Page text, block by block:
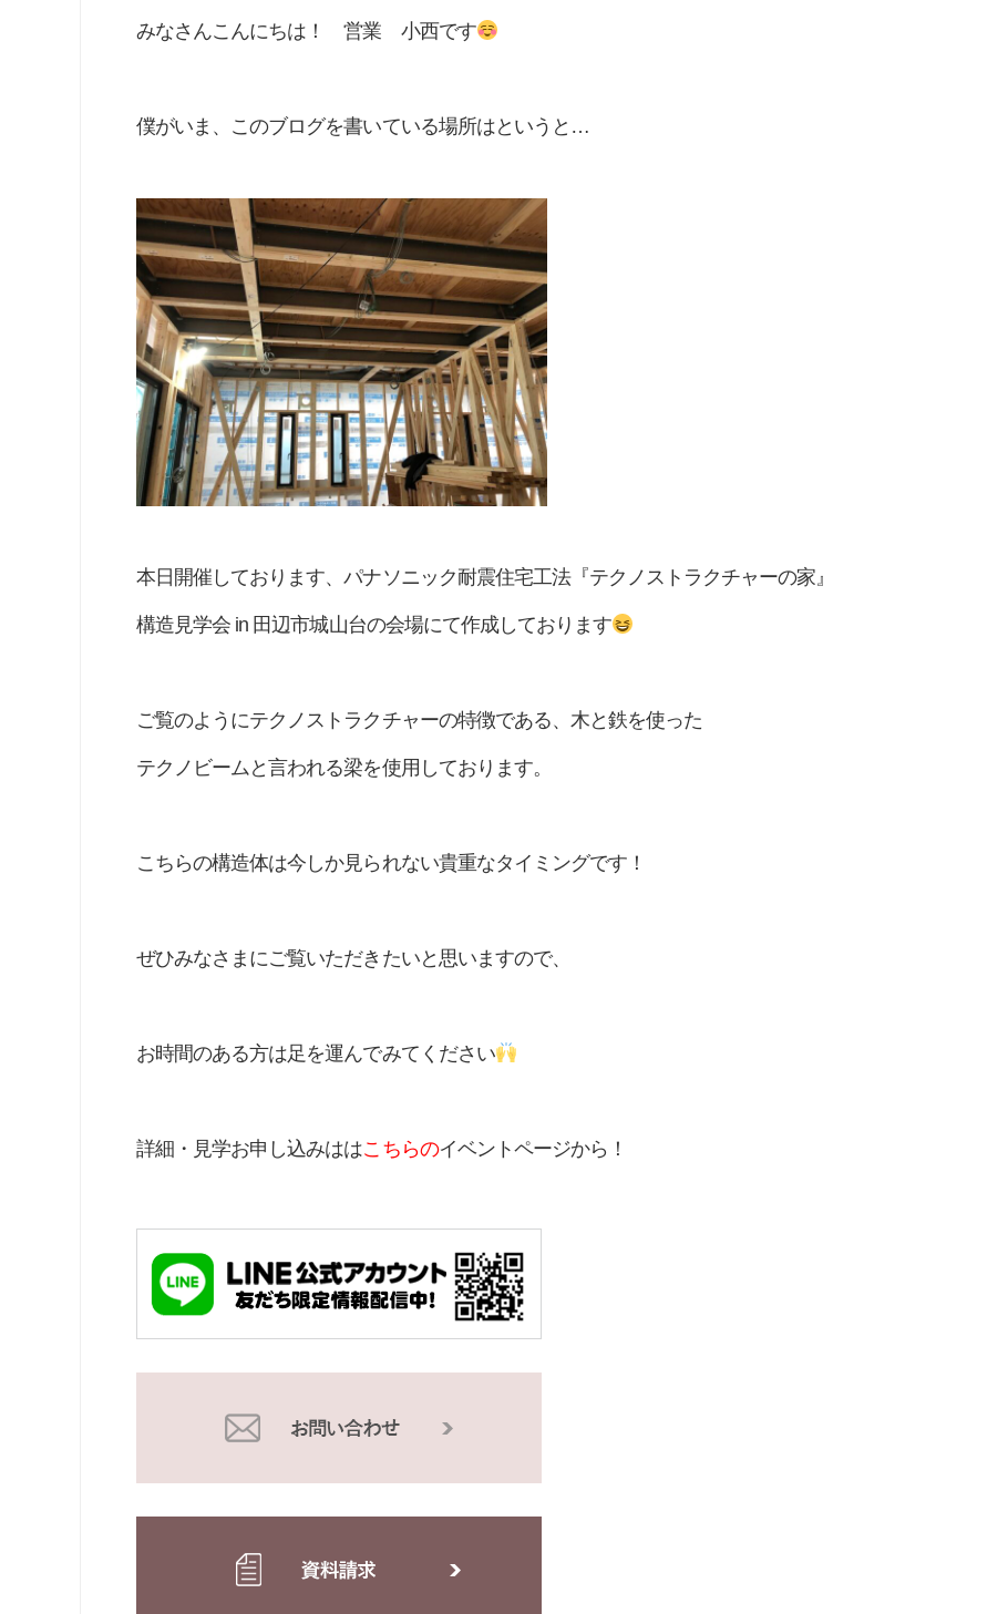
みなさんこんにちは！ 営業 小西です
僕がいま、このブログを書いている場所はというと…
本日開催しております、パナソニック耐震住宅工法『テクノストラクチャーの家』
構造見学会 in 田辺市城山台の会場にて作成しております
ご覧のようにテクノストラクチャーの特徴である、木と鉄を使った
テクノビームと言われる梁を使用しております。
こちらの構造体は今しか見られない貴重なタイミングです！
ぜひみなさまにご覧いただきたいと思いますので、
お時間のある方は足を運んでみてください
詳細・見学お申し込みははこちらのイベントページから！